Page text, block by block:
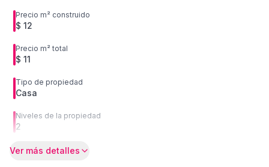
Precio m² construido
$ 12
Precio m² total
$ 11
Tipo de propiedad
Casa
Niveles de la propiedad
2
Ver más detalles